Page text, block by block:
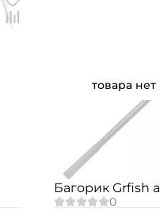
товара
Багорик Grfish